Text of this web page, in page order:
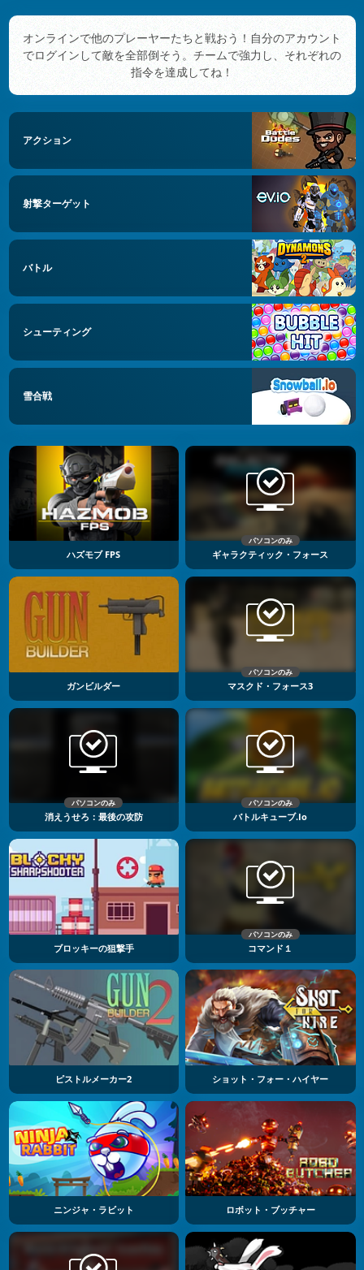
オンラインで他のプレーヤーたちと戦おう！自分のアカウント
でログインして敵を全部倒そう。チームで強力し、それぞれの
指令を達成してね！
アクション
射撃ターゲット
バトル
シューティング
雪合戦
ハズモブ FPS
パソコンのみ
ギャラクティック・フォース
ガンビルダー
パソコンのみ
マスクド・フォース3
パソコンのみ
消えうせろ：最後の攻防
パソコンのみ
バトルキューブ.io
ブロッキーの狙撃手
パソコンのみ
コマンド１
ピストルメーカー2 ショット・フォー・ハイヤー
ニンジャ・ラビット ロボット・ブッチャー